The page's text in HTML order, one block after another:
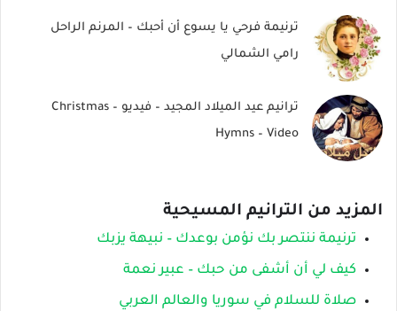
ترنيمة فرحي يا يسوع أن أحبك – المرنم الراحل
رامي الشمالي
ترانيم عيد الميلاد المجيد – فيديو – Christmas
Hymns – Video
المزيد من الترانيم المسيحية
ترنيمة ننتصر بك نؤمن بوعدك – نبيهة يزبك
كيف لي أن أشفى من حبك – عبير نعمة
صلاة للسلام في سوريا والعالم العربي